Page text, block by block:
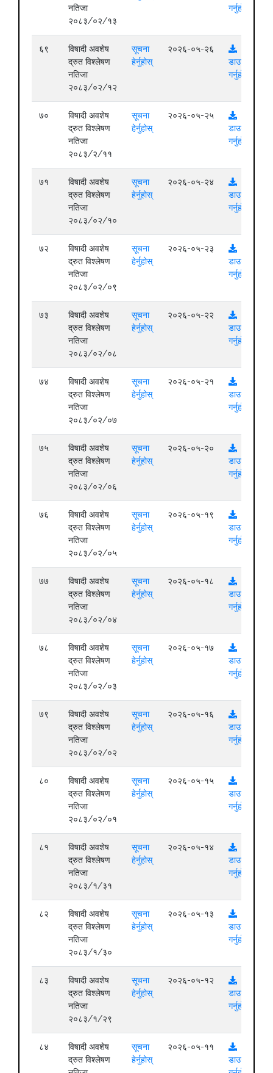
नतिजा
२०८३/०२/१३
गर्नुहोस्
६९
विषादी अवशेष
द्रुत विश्लेषण
नतिजा
२०८३/०२/१२
सूचना
हेर्नुहोस्
२०२६-०५-२६
डाउनलोड
गर्नुहोस्
७०
विषादी अवशेष
द्रुत विश्लेषण
नतिजा
२०८३/२/११
सूचना
हेर्नुहोस्
२०२६-०५-२५
डाउनलोड
गर्नुहोस्
७१
विषादी अवशेष
द्रुत विश्लेषण
नतिजा
२०८३/०२/१०
सूचना
हेर्नुहोस्
२०२६-०५-२४
डाउनलोड
गर्नुहोस्
७२
विषादी अवशेष
द्रुत विश्लेषण
नतिजा
२०८३/०२/०९
सूचना
हेर्नुहोस्
२०२६-०५-२३
डाउनलोड
गर्नुहोस्
७३
विषादी अवशेष
द्रुत विश्लेषण
नतिजा
२०८३/०२/०८
सूचना
हेर्नुहोस्
२०२६-०५-२२
डाउनलोड
गर्नुहोस्
७४
विषादी अवशेष
द्रुत विश्लेषण
नतिजा
२०८३/०२/०७
सूचना
हेर्नुहोस्
२०२६-०५-२१
डाउनलोड
गर्नुहोस्
७५
विषादी अवशेष
द्रुत विश्लेषण
नतिजा
२०८३/०२/०६
सूचना
हेर्नुहोस्
२०२६-०५-२०
डाउनलोड
गर्नुहोस्
७६
विषादी अवशेष
द्रुत विश्लेषण
नतिजा
२०८३/०२/०५
सूचना
हेर्नुहोस्
२०२६-०५-१९
डाउनलोड
गर्नुहोस्
७७
विषादी अवशेष
द्रुत विश्लेषण
नतिजा
२०८३/०२/०४
सूचना
हेर्नुहोस्
२०२६-०५-१८
डाउनलोड
गर्नुहोस्
७८
विषादी अवशेष
द्रुत विश्लेषण
नतिजा
२०८३/०२/०३
सूचना
हेर्नुहोस्
२०२६-०५-१७
डाउनलोड
गर्नुहोस्
७९
विषादी अवशेष
द्रुत विश्लेषण
नतिजा
२०८३/०२/०२
सूचना
हेर्नुहोस्
२०२६-०५-१६
डाउनलोड
गर्नुहोस्
८०
विषादी अवशेष
द्रुत विश्लेषण
नतिजा
२०८३/०२/०१
सूचना
हेर्नुहोस्
२०२६-०५-१५
डाउनलोड
गर्नुहोस्
८१
विषादी अवशेष
द्रुत विश्लेषण
नतिजा
२०८३/१/३१
सूचना
हेर्नुहोस्
२०२६-०५-१४
डाउनलोड
गर्नुहोस्
८२
विषादी अवशेष
द्रुत विश्लेषण
नतिजा
२०८३/१/३०
सूचना
हेर्नुहोस्
२०२६-०५-१३
डाउनलोड
गर्नुहोस्
८३
विषादी अवशेष
द्रुत विश्लेषण
नतिजा
२०८३/१/२९
सूचना
हेर्नुहोस्
२०२६-०५-१२
डाउनलोड
गर्नुहोस्
८४
विषादी अवशेष
द्रुत विश्लेषण
सूचना
हेर्नुहोस्
२०२६-०५-११
डाउनलोड